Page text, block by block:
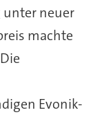
neuer
machte
Evonik-